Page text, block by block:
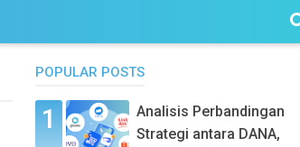
POPULAR POSTS
Analisis Perbandingan
Strategi antara DANA,